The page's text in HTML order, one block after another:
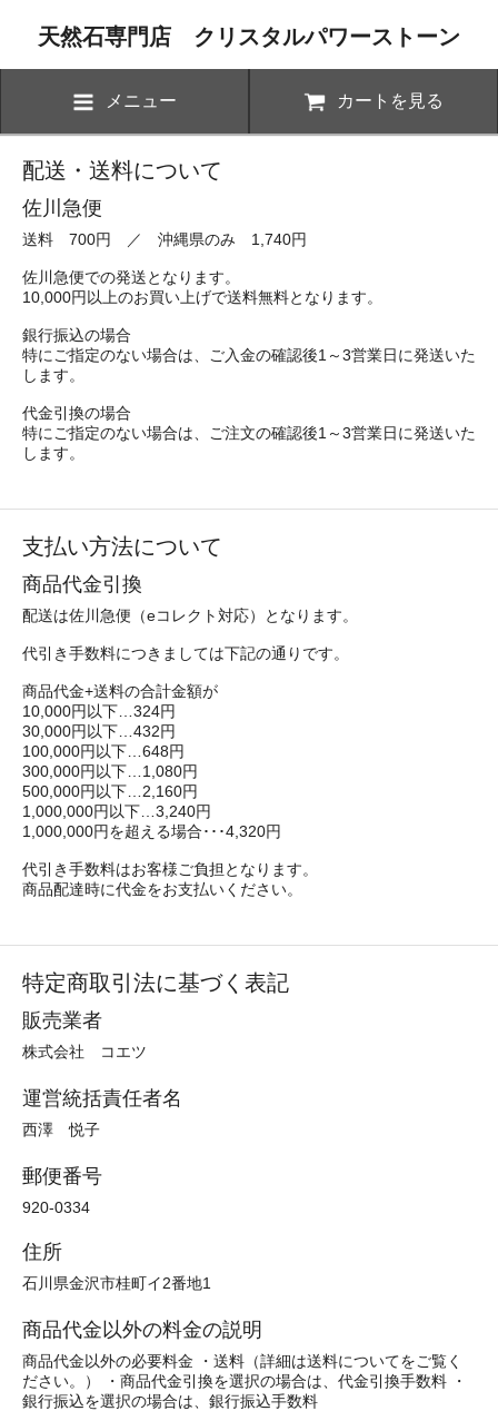
天然石専門店 クリスタルパワーストーン
メニュー カートを見る
配送・送料について
佐川急便
送料 700円 ／ 沖縄県のみ 1,740円
佐川急便での発送となります。
10,000円以上のお買い上げで送料無料となります。
銀行振込の場合
特にご指定のない場合は、ご入金の確認後1～3営業日に発送いた
します。
代金引換の場合
特にご指定のない場合は、ご注文の確認後1～3営業日に発送いた
します。
支払い方法について
商品代金引換
配送は佐川急便（eコレクト対応）となります。
代引き手数料につきましては下記の通りです。
商品代金+送料の合計金額が
10,000円以下…324円
30,000円以下…432円
100,000円以下…648円
300,000円以下…1,080円
500,000円以下…2,160円
1,000,000円以下…3,240円
1,000,000円を超える場合･･･4,320円
代引き手数料はお客様ご負担となります。
商品配達時に代金をお支払いください。
特定商取引法に基づく表記
販売業者
株式会社 コエツ
運営統括責任者名
西澤 悦子
郵便番号
920-0334
住所
石川県金沢市桂町イ2番地1
商品代金以外の料金の説明
商品代金以外の必要料金 ・送料（詳細は送料についてをご覧く
ださい。） ・商品代金引換を選択の場合は、代金引換手数料 ・
銀行振込を選択の場合は、銀行振込手数料